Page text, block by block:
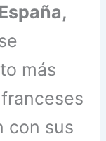
más
con sus